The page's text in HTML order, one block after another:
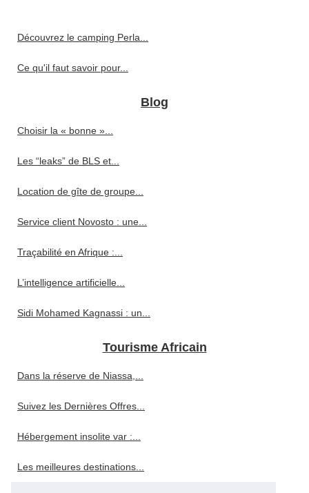
Découvrez le camping Perla...
Ce qu'il faut savoir pour...
Blog
Choisir la « bonne »...
Les “leaks” de BLS et...
Location de gîte de groupe...
Service client Novosto : une...
Traçabilité en Afrique :...
L’intelligence artificielle...
Sidi Mohamed Kagnassi : un...
Tourisme Africain
Dans la réserve de Niassa,...
Suivez les Dernières Offres...
Hébergement insolite var :...
Les meilleures destinations...